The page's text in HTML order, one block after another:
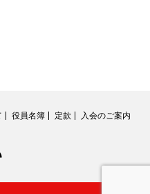
役員名簿 定款 入会のご案内